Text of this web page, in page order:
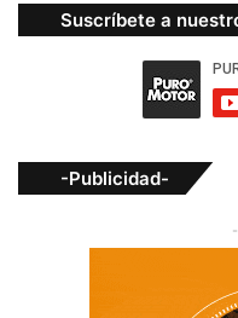
Suscríbete a
-Publicidad-